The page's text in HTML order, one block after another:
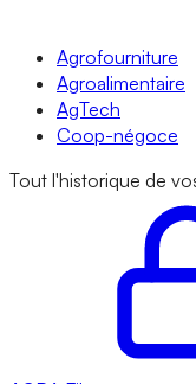
Agrofourniture
Agroalimentaire
AgTech
Coop-négoce
Tout l'historique de